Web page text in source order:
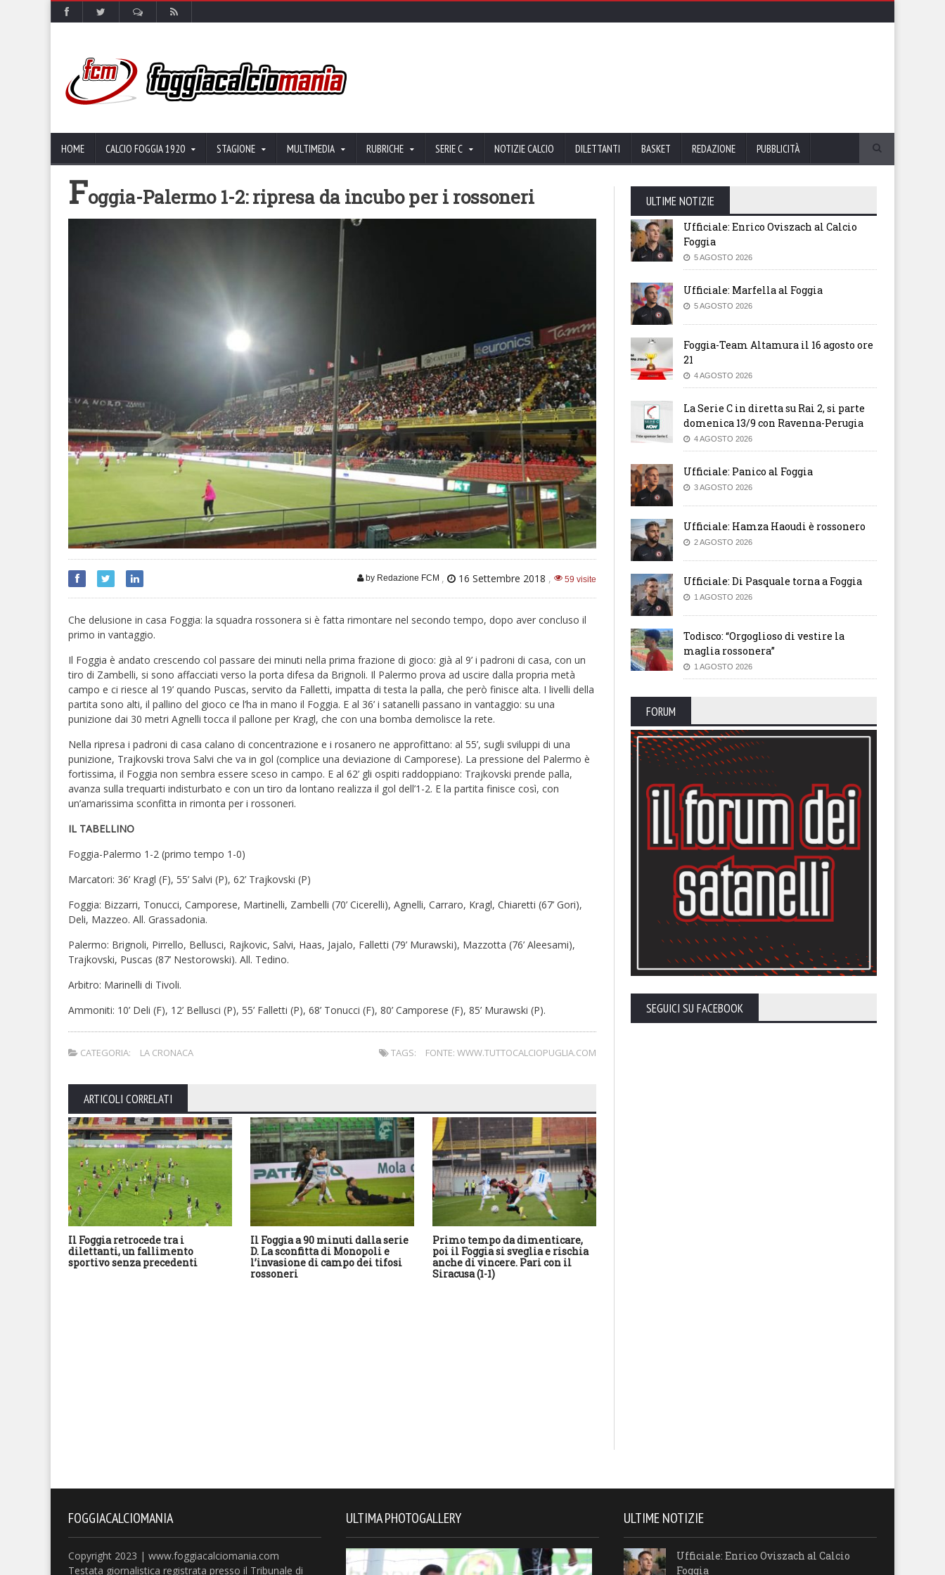
HOME CALCIO FOGGIA 1920 STAGIONE MULTIMEDIA RUBRICHE SERIE C NOTIZIE CALCIO DILETTANTI BASKET REDAZIONE PUBBLICITÀ
Foggia-Palermo 1-2: ripresa da incubo per i rossoneri
by Redazione FCM , 16 Settembre 2018 , 59 visite
Che delusione in casa Foggia: la squadra rossonera si è fatta rimontare nel secondo tempo, dopo aver concluso il
primo in vantaggio.
Il Foggia è andato crescendo col passare dei minuti nella prima frazione di gioco: già al 9’ i padroni di casa, con un
tiro di Zambelli, si sono affacciati verso la porta difesa da Brignoli. Il Palermo prova ad uscire dalla propria metà
campo e ci riesce al 19’ quando Puscas, servito da Falletti, impatta di testa la palla, che però finisce alta. I livelli della
partita sono alti, il pallino del gioco ce l’ha in mano il Foggia. E al 36’ i satanelli passano in vantaggio: su una
punizione dai 30 metri Agnelli tocca il pallone per Kragl, che con una bomba demolisce la rete.
Nella ripresa i padroni di casa calano di concentrazione e i rosanero ne approfittano: al 55’, sugli sviluppi di una
punizione, Trajkovski trova Salvi che va in gol (complice una deviazione di Camporese). La pressione del Palermo è
fortissima, il Foggia non sembra essere sceso in campo. E al 62’ gli ospiti raddoppiano: Trajkovski prende palla,
avanza sulla trequarti indisturbato e con un tiro da lontano realizza il gol dell’1-2. E la partita finisce così, con
un’amarissima sconfitta in rimonta per i rossoneri.
IL TABELLINO
Foggia-Palermo 1-2 (primo tempo 1-0)
Marcatori: 36’ Kragl (F), 55’ Salvi (P), 62’ Trajkovski (P)
Foggia: Bizzarri, Tonucci, Camporese, Martinelli, Zambelli (70’ Cicerelli), Agnelli, Carraro, Kragl, Chiaretti (67’ Gori),
Deli, Mazzeo. All. Grassadonia.
Palermo: Brignoli, Pirrello, Bellusci, Rajkovic, Salvi, Haas, Jajalo, Falletti (79’ Murawski), Mazzotta (76’ Aleesami),
Trajkovski, Puscas (87’ Nestorowski). All. Tedino.
Arbitro: Marinelli di Tivoli.
Ammoniti: 10’ Deli (F), 12’ Bellusci (P), 55’ Falletti (P), 68’ Tonucci (F), 80’ Camporese (F), 85’ Murawski (P).
CATEGORIA: LA CRONACA TAGS: FONTE: WWW.TUTTOCALCIOPUGLIA.COM
ARTICOLI CORRELATI
Il Foggia retrocede tra i
dilettanti, un fallimento
sportivo senza precedenti
Il Foggia a 90 minuti dalla serie
D. La sconfitta di Monopoli e
l’invasione di campo dei tifosi
rossoneri
Primo tempo da dimenticare,
poi il Foggia si sveglia e rischia
anche di vincere. Pari con il
Siracusa (1-1)
ULTIME NOTIZIE
Ufficiale: Enrico Oviszach al Calcio
Foggia
5 AGOSTO 2026
Ufficiale: Marfella al Foggia
5 AGOSTO 2026
Foggia-Team Altamura il 16 agosto ore
21
4 AGOSTO 2026
La Serie C in diretta su Rai 2, si parte
domenica 13/9 con Ravenna-Perugia
4 AGOSTO 2026
Ufficiale: Panico al Foggia
3 AGOSTO 2026
Ufficiale: Hamza Haoudi è rossonero
2 AGOSTO 2026
Ufficiale: Di Pasquale torna a Foggia
1 AGOSTO 2026
Todisco: “Orgoglioso di vestire la
maglia rossonera”
1 AGOSTO 2026
FORUM
SEGUICI SU FACEBOOK
FOGGIACALCIOMANIA
Copyright 2023 | www.foggiacalciomania.com
Testata giornalistica registrata presso il Tribunale di
ULTIMA PHOTOGALLERY ULTIME NOTIZIE
Ufficiale: Enrico Oviszach al Calcio
Foggia